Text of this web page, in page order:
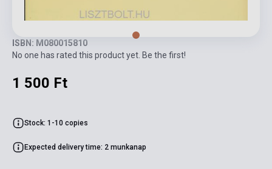
ISBN: M080015810
No one has rated this product yet. Be the first!
1 500 Ft
Stock: 1-10 copies
Expected delivery time: 2 munkanap